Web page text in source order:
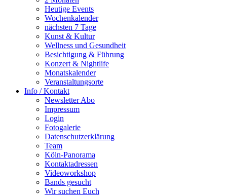
Heutige Events
Wochenkalender
nächsten 7 Tage
Kunst & Kultur
Wellness und Gesundheit
Besichtigung & Führung
Konzert & Nightlife
Monatskalender
Veranstaltungsorte
Info / Kontakt
Newsletter Abo
Impressum
Login
Fotogalerie
Datenschutzerklärung
Team
Köln-Panorama
Kontaktadressen
Videoworkshop
Bands gesucht
Wir suchen Euch